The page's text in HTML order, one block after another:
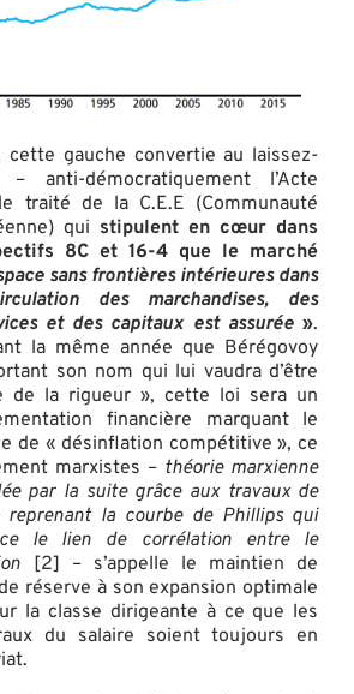
cette gauche convertie au laissez-
anti-démocratiquement l’Acte
traité de la C.E.E (Communauté
qui stipulent en cœur dans
8C et 16-4 que le marché
sans frontières intérieures dans
des marchandises, des
et des capitaux est assurée».
la même année que Bérégovoy
son nom qui lui vaudra d’être
de la rigueur », cette loi sera un
financière marquant le
de « désinflation compétitive », ce
marxistes – théorie marxienne
par la suite grâce aux travaux de
reprenant la courbe de Phillips qui
le lien de corrélation entre le
[2] – s’appelle le maintien de
réserve à son expansion optimale
la classe dirigeante à ce que les
du salaire soient toujours en